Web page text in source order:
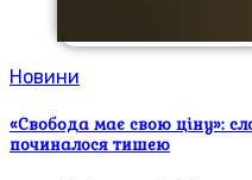
Новини
«Свобода має свою ціну»:
починалося тишею